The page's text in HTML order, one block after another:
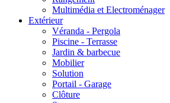
Multimédia et Electroménager
Extérieur
Véranda - Pergola
Piscine - Terrasse
Jardin & barbecue
Mobilier
Solution
Portail - Garage
Clôture